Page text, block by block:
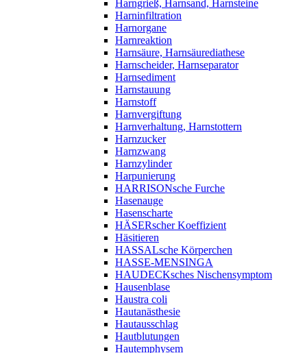
Harngrieß, Harnsand, Harnsteine
Harninfiltration
Harnorgane
Harnreaktion
Harnsäure, Harnsäurediathese
Harnscheider, Harnseparator
Harnsediment
Harnstauung
Harnstoff
Harnvergiftung
Harnverhaltung, Harnstottern
Harnzucker
Harnzwang
Harnzylinder
Harpunierung
HARRISONsche Furche
Hasenauge
Hasenscharte
HÄSERscher Koeffizient
Häsitieren
HASSALsche Körperchen
HASSE-MENSINGA
HAUDECKsches Nischensymptom
Hausenblase
Haustra coli
Hautanästhesie
Hautausschlag
Hautblutungen
Hautemphysem